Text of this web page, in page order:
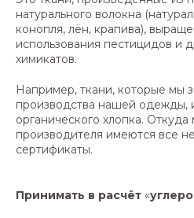
натурального волокна
конопля, лён, крапива),
использования пестицидов и
химикатов.
Например, ткани, которые мы
производства нашей одежды,
органического хлопка.
производителя имеются все
сертификаты.
Принимать в расчёт «